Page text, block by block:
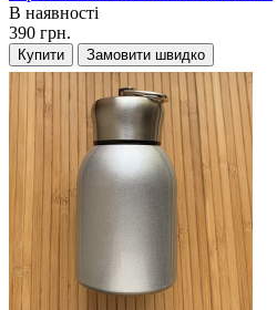
В наявності
390 грн.
Купити Замовити швидко